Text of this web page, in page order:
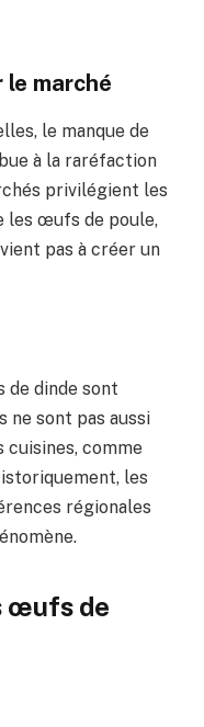
le marché
le manque de
à la raréfaction
privilégient les
les œufs de poule,
pas à créer un
de dinde sont
ne sont pas aussi
cuisines, comme
les
régionales
œufs de